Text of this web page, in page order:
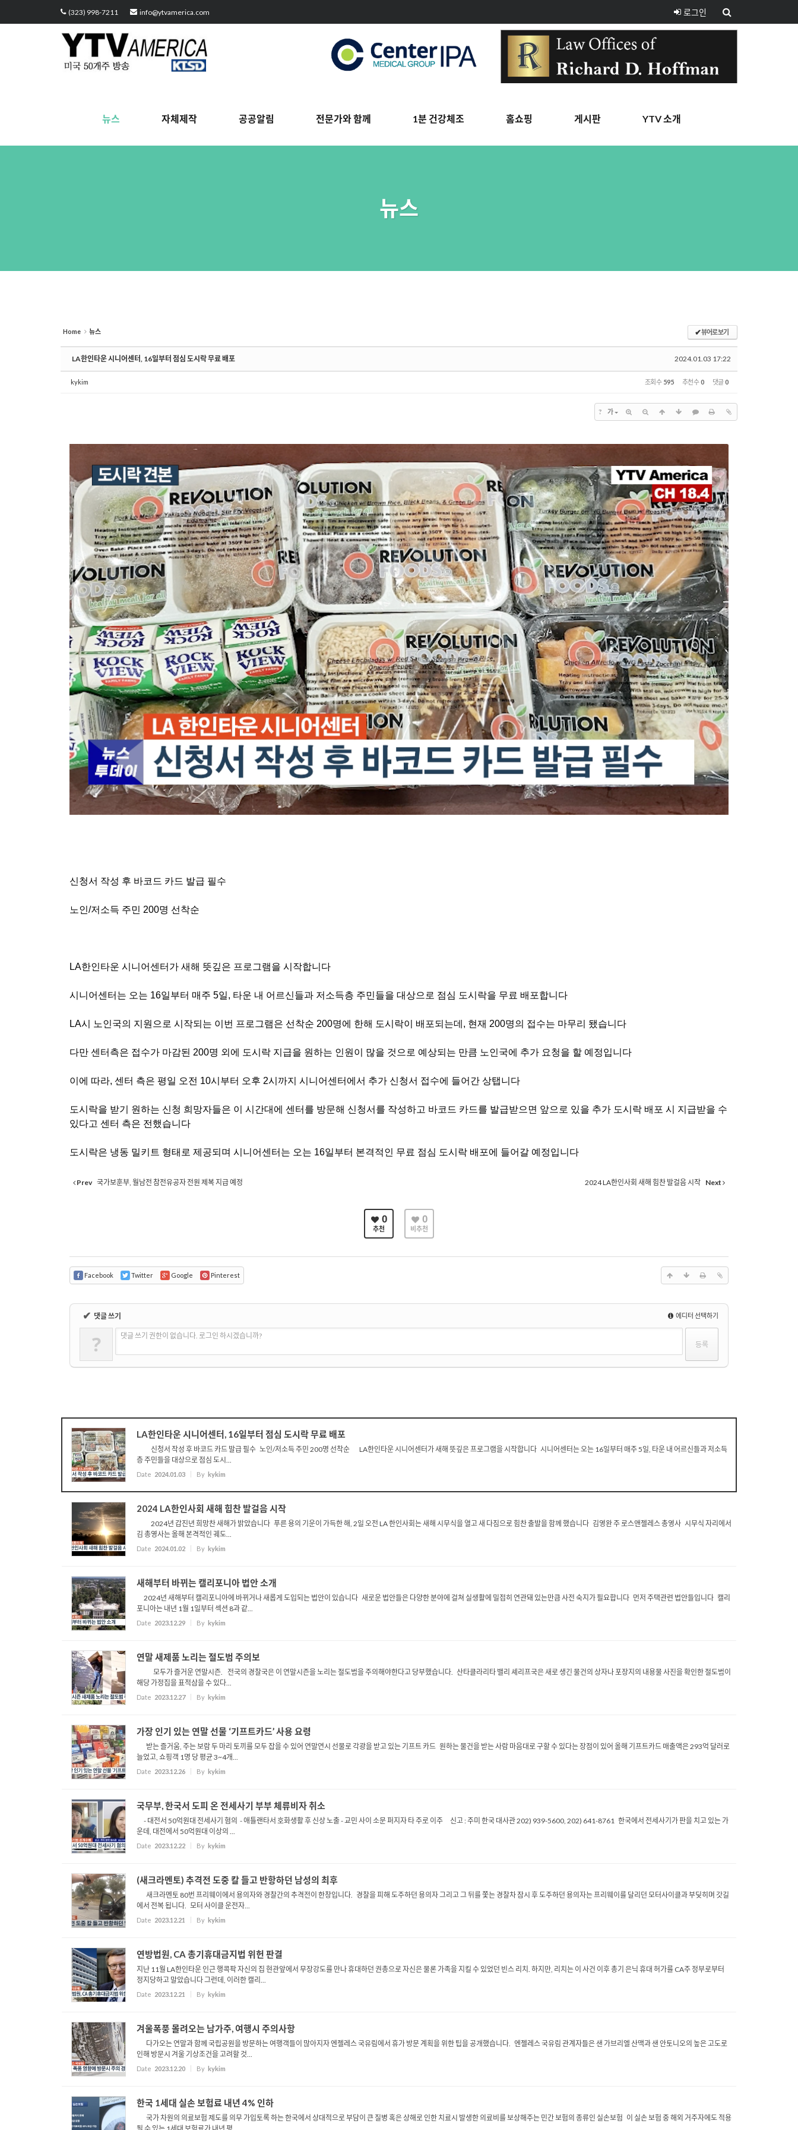
(323) 998-7211 info@ytvamerica.com 로그인
뉴스 자체제작 공공알림 전문가와 함께 1분 건강체조 홈쇼핑 게시판 YTV 소개
뉴스
Home 뉴스 ✔뷰어로 보기
2024.01.03 17:22
LA한인타운 시니어센터, 16일부터 점심 도시락 무료 배포
kykim 조회 수 595 추천 수0 댓글0
? 가
신청서 작성 후 바코드 카드 발급 필수
노인/저소득 주민 200명 선착순
LA한인타운 시니어센터가 새해 뜻깊은 프로그램을 시작합니다
시니어센터는 오는 16일부터 매주 5일, 타운 내 어르신들과 저소득층 주민들을 대상으로 점심 도시락을 무료 배포합니다
LA시 노인국의 지원으로 시작되는 이번 프로그램은 선착순 200명에 한해 도시락이 배포되는데 , 현재 200명의 접수는 마무리 됐습니다
다만 센터측은 접수가 마감된 200명 외에 도시락 지급을 원하는 인원이 많을 것으로 예상되는 만큼 노인국에 추가 요청을 할 예정입니다
이에 따라, 센터 측은 평일 오전 10시부터 오후 2시까지 시니어센터에서 추가 신청서 접수에 들어간 상탭니다
도시락을 받기 원하는 신청 희망자들은 이 시간대에 센터를 방문해 신청서를 작성하고 바코드 카드를 발급받으면 앞으로 있을 추가 도시락 배포 시 지급받을 수
있다고 센터 측은 전했습니다
도시락은 냉동 밀키트 형태로 제공되며 시니어센터는 오는 16일부터 본격적인 무료 점심 도시락 배포에 들어갈 예정입니다
Prev 국가보훈부, 월남전 참전유공자 전원 제복 지급 예정 2024 LA한인사회 새해 힘찬 발걸음 시작 Next
0
추천
0
비추천
Facebook Twitter Google Pinterest
✔ 댓글 쓰기 에디터 선택하기
? 댓글 쓰기 권한이 없습니다. 로그인 하시겠습니까?
LA한인타운 시니어센터, 16일부터 점심 도시락 무료 배포
신청서 작성 후 바코드 카드 발급 필수 노인/저소득 주민 200명 선착순 LA한인타운 시니어센터가 새해 뜻깊은 프로그램을 시작합니다 시니어센터는 오는 16일부터 매주 5일, 타운 내 어르신들과 저소득
층 주민들을 대상으로 점심 도시...
Date 2024.01.03 By kykim
2024 LA한인사회 새해 힘찬 발걸음 시작
2024년 갑진년 희망찬 새해가 밝았습니다 푸른 용의 기운이 가득한 해, 2일 오전 LA 한인사회는 새해 시무식을 열고 새 다짐으로 힘찬 출발을 함께 했습니다 김영완 주 로스앤젤레스 총영사 시무식 자리에서
김 총영사는 올해 본격적인 궤도...
Date 2024.01.02 By kykim
새해부터 바뀌는 캘리포니아 법안 소개
2024년 새해부터 캘리포니아에 바뀌거나 새롭게 도입되는 법안이 있습니다 새로운 법안들은 다양한 분야에 걸쳐 실생활에 밀접히 연관돼 있는만큼 사전 숙지가 필요합니다 먼저 주택관련 법안들입니다 캘리
포니아는 내년 1월 1일부터 섹션 8과 같...
Date 2023.12.29 By kykim
연말 새제품 노리는 절도범 주의보
모두가 즐거운 연말시즌. 전국의 경찰국은 이 연말시즌을 노리는 절도범을 주의해야한다고 당부했습니다. 산타클라리타 밸리 셰리프국은 새로 생긴 물건의 상자나 포장지의 내용물 사진을 확인한 절도범이
해당 가정집을 표적삼을 수 있다...
Date 2023.12.27 By kykim
가장 인기 있는 연말 선물 ‘기프트카드’ 사용 요령
받는 즐거움, 주는 보람 두 마리 토끼를 모두 잡을 수 있어 연말연시 선물로 각광을 받고 있는 기프트 카드 원하는 물건을 받는 사람 마음대로 구할 수 있다는 장점이 있어 올해 기프트카드 매출액은 293억 달러로
늘었고, 쇼핑객 1명 당 평균 3~4개...
Date 2023.12.26 By kykim
국무부, 한국서 도피 온 전세사기 부부 체류비자 취소
- 대전서 50억원대 전세사기 혐의 - 애틀랜타서 호화생활 후 신상 노출 - 교민 사이 소문 퍼지자 타 주로 이주 신고 : 주미 한국 대사관 202) 939-5600, 202) 641-8761 한국에서 전세사기가 판을 치고 있는 가
운데, 대전에서 50억원대 이상의 ...
Date 2023.12.22 By kykim
(새크라멘토) 추격전 도중 칼 들고 반항하던 남성의 최후
새크라멘토 80번 프리웨이에서 용의자와 경찰간의 추격전이 한창입니다. 경찰을 피해 도주하던 용의자 그리고 그 뒤를 쫓는 경찰차 잠시 후 도주하던 용의자는 프리웨이를 달리던 모터사이클과 부딪히며 갓길
에서 전복 됩니다. 모터 사이클 운전자...
Date 2023.12.21 By kykim
연방법원, CA 총기휴대금지법 위헌 판결
지난 11월 LA한인타운 인근 행콕팍 자신의 집 현관앞에서 무장강도를 만나 휴대하던 권총으로 자신은 물론 가족을 지킬 수 있었던 빈스 리치. 하지만, 리치는 이 사건 이후 총기 은닉 휴대 허가를 CA주 정부로부터
정지당하고 말았습니다 그런데, 이러한 캘리...
Date 2023.12.21 By kykim
겨울폭풍 몰려오는 남가주, 여행시 주의사항
다가오는 연말과 함께 국립공원을 방문하는 여행객들이 많아지자 엔젤레스 국유림에서 휴가 방문 계획을 위한 팁을 공개했습니다. 엔젤레스 국유림 관계자들은 샌 가브리엘 산맥과 샌 안토니오의 높은 고도로
인해 방문시 겨울 기상조건을 고려할 것...
Date 2023.12.20 By kykim
한국 1세대 실손 보험료 내년 4% 인하
국가 차원의 의료보험 제도를 의무 가입토록 하는 한국에서 상대적으로 부담이 큰 질병 혹은 상해로 인한 치료시 발생한 의료비를 보상해주는 민간 보험의 종류인 실손보험 이 실손 보험 중 해외 거주자에도 적용